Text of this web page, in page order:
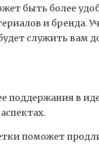
быть более
и бренда.
служить вам
в
поможет